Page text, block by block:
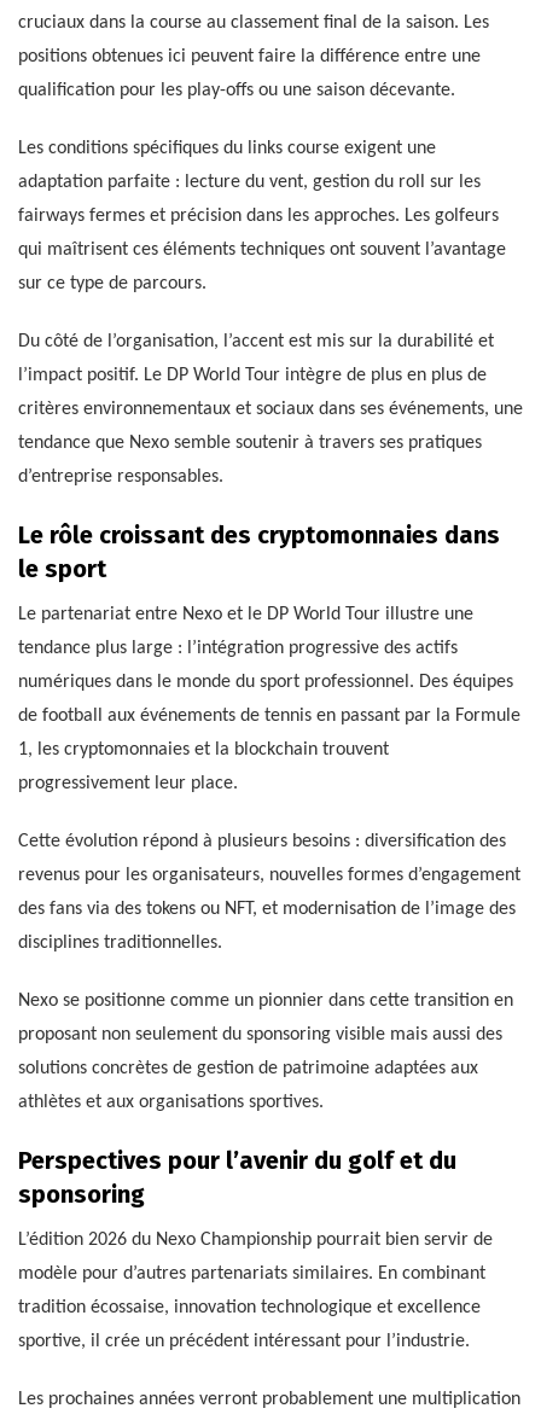
cruciaux dans la course au classement final de la saison. Les
positions obtenues ici peuvent faire la différence entre une
qualification pour les play-offs ou une saison décevante.
Les conditions spécifiques du links course exigent une
adaptation parfaite : lecture du vent, gestion du roll sur les
fairways fermes et précision dans les approches. Les golfeurs
qui maîtrisent ces éléments techniques ont souvent l’avantage
sur ce type de parcours.
Du côté de l’organisation, l’accent est mis sur la durabilité et
l’impact positif. Le DP World Tour intègre de plus en plus de
critères environnementaux et sociaux dans ses événements, une
tendance que Nexo semble soutenir à travers ses pratiques
d’entreprise responsables.
Le rôle croissant des cryptomonnaies dans
le sport
Le partenariat entre Nexo et le DP World Tour illustre une
tendance plus large : l’intégration progressive des actifs
numériques dans le monde du sport professionnel. Des équipes
de football aux événements de tennis en passant par la Formule
1, les cryptomonnaies et la blockchain trouvent
progressivement leur place.
Cette évolution répond à plusieurs besoins : diversification des
revenus pour les organisateurs, nouvelles formes d’engagement
des fans via des tokens ou NFT, et modernisation de l’image des
disciplines traditionnelles.
Nexo se positionne comme un pionnier dans cette transition en
proposant non seulement du sponsoring visible mais aussi des
solutions concrètes de gestion de patrimoine adaptées aux
athlètes et aux organisations sportives.
Perspectives pour l’avenir du golf et du
sponsoring
L’édition 2026 du Nexo Championship pourrait bien servir de
modèle pour d’autres partenariats similaires. En combinant
tradition écossaise, innovation technologique et excellence
sportive, il crée un précédent intéressant pour l’industrie.
Les prochaines années verront probablement une multiplication